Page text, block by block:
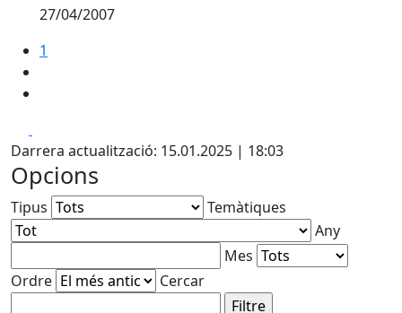
27/04/2007
1
Darrera actualització: 15.01.2025 | 18:03
Opcions
Tipus
Temàtiques
Any
Mes
Ordre
Cercar